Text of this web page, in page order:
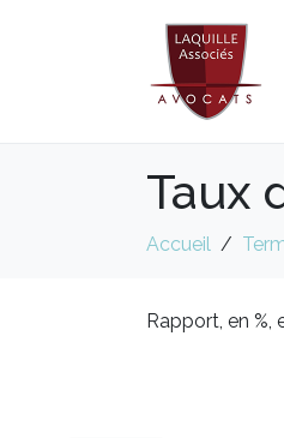
Taux
Accueil
Rapport, en %,